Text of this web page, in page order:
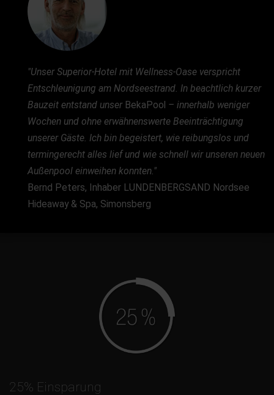
"Unser Superior-Hotel mit Wellness-Oase verspricht
Entschleunigung am Nordseestrand. In beachtlich kurzer
Bauzeit entstand unser BekaPool – innerhalb weniger
Wochen und ohne erwähnenswerte Beeinträchtigung
unserer Gäste. Ich bin begeistert, wie reibungslos und
termingerecht alles lief und wie schnell wir unseren neuen
Außenpool einweihen konnten."
Bernd Peters, Inhaber LUNDENBERGSAND Nordsee
Hideaway & Spa, Simonsberg
25% Einsparung